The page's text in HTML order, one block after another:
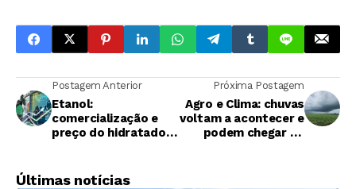
Postagem Anterior
Etanol:
comercialização e
preço do hidratado
Próxima Postagem
Agro e Clima: chuvas
voltam a acontecer e
podem chegar ao
Últimas notícias